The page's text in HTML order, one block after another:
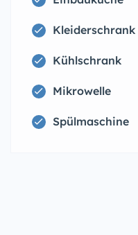
Kleiderschrank
Kühlschrank
Mikrowelle
Spülmaschine